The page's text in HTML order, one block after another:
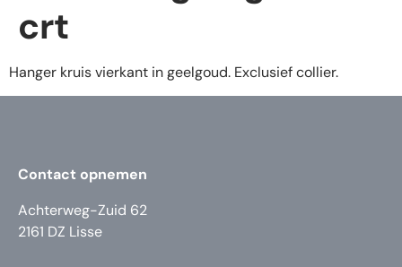
crt
Hanger kruis vierkant in geelgoud. Exclusief collier.
Contact opnemen
Achterweg-Zuid 62
2161 DZ Lisse